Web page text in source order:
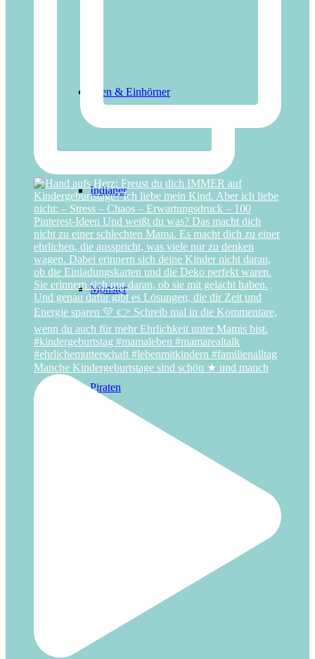
Feen & Einhörner
Indianer
Monster
Piraten
Manche Kindergeburtstage sind schön ★ und manch